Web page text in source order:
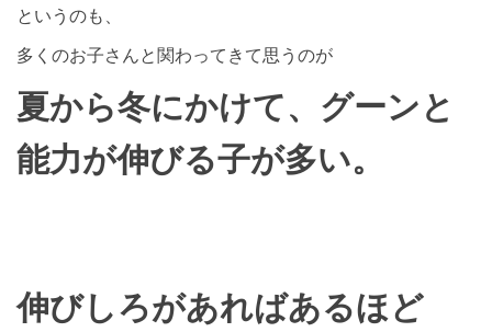
というのも、
多くのお子さんと関わってきて思うのが
夏から冬にかけて、グーンと
能力が伸びる子が多い。
伸びしろがあればあるほど